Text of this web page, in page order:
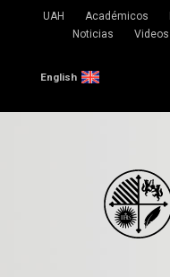
UAH Académicos
Noticias
Videos
English